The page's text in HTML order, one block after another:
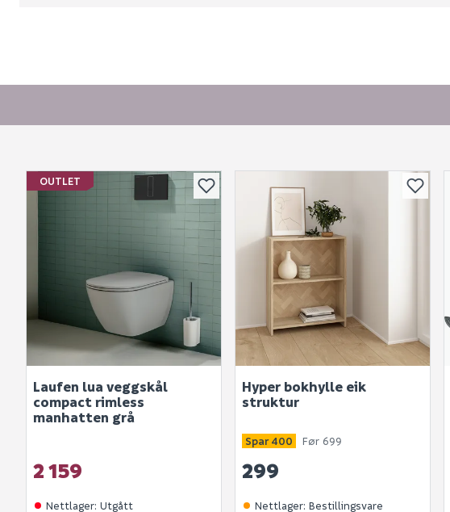
OUTLET
Laufen lua veggskål
compact rimless
manhatten grå
2 159
Nettlager: Utgått
Hyper bokhylle eik
struktur
299
Spar 400 Før 699
Nettlager:Bestillingsvare